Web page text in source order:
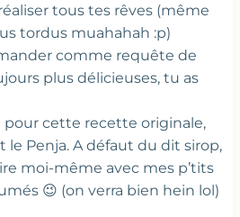
tous tes rêves (même
tordus muahahah :p)
comme requête de
plus délicieuses, tu as
pour cette recette originale,
le Penja. A défaut du dit sirop,
moi-même avec mes p’tits
😉 (on verra bien hein lol)